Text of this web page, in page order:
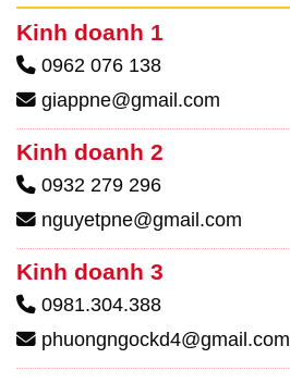
Kinh doanh 1
0962 076 138
giappne@gmail.com
Kinh doanh 2
0932 279 296
nguyetpne@gmail.com
Kinh doanh 3
0981.304.388
phuongngockd4@gmail.com